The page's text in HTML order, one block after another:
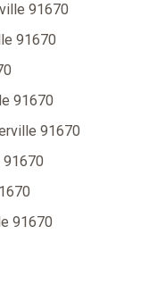
91670
91670
91670
91670
91670
91670